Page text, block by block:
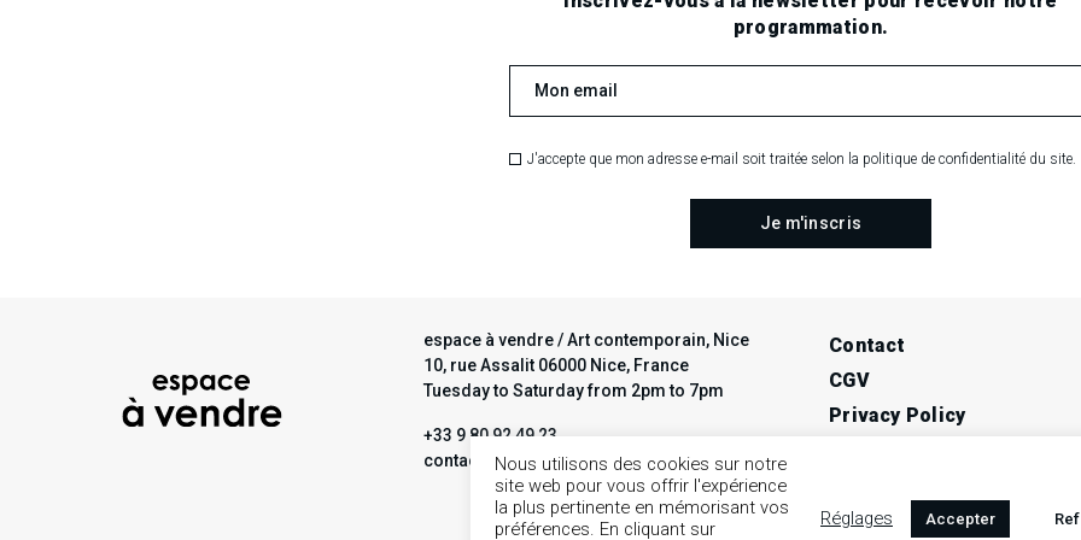
programmation.
J'accepte que mon adresse e-mail soit traitée selon la politique de confidentialité du site.
espace à vendre / Art contemporain, Nice
10, rue Assalit 06000 Nice, France
Tuesday to Saturday from 2pm to 7pm
+33 9 80 92 49 23
contact@espace-avendre.com
Contact
CGV
Privacy Policy
Nous utilisons des cookies sur notre
site web pour vous offrir l'expérience
la plus pertinente en mémorisant vos
préférences. En cliquant sur
Réglages Accepter